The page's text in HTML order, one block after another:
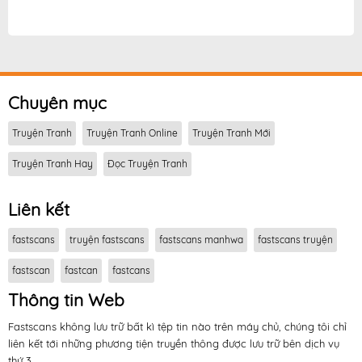
Zombie tại fastscans miễn phí
Chuyên mục
Truyện Tranh Truyện Tranh Online Truyện Tranh Mới
Truyện Tranh Hay Đọc Truyện Tranh
Liên kết
fastscans truyện fastscans fastscans manhwa fastscans truyện
fastscan fastcan fastcans
Thông tin Web
Fastscans không lưu trữ bất kì tệp tin nào trên máy chủ, chúng tôi chỉ
liên kết tới những phương tiện truyền thông được lưu trữ bên dịch vụ